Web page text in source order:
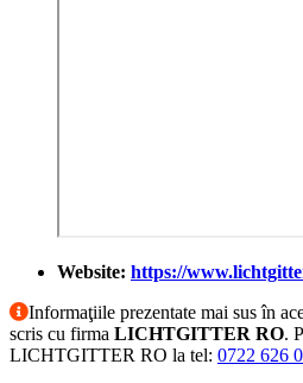
Website: https://
Informaţiile prezentate mai sus în
scris cu firma LICHTGITTER RO.
LICHTGITTER RO la tel: 0722 626